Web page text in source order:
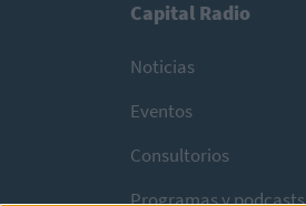
Capital Radio
Noticias
Eventos
Consultorios
Programas y podcasts